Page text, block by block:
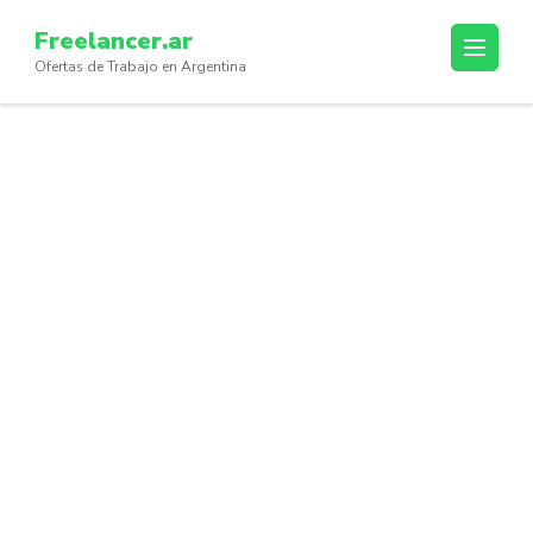
content
(Press
Freelancer.ar
Ofertas de Trabajo en Argentina